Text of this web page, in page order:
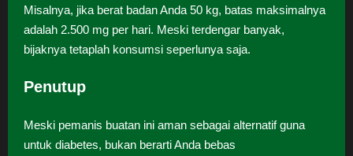
Misalnya, jika berat badan Anda 50 kg, batas maksimalnya
adalah 2.500 mg per hari. Meski terdengar banyak,
bijaknya tetaplah konsumsi seperlunya saja.
Penutup
Meski pemanis buatan ini aman sebagai alternatif guna
untuk diabetes, bukan berarti Anda bebas